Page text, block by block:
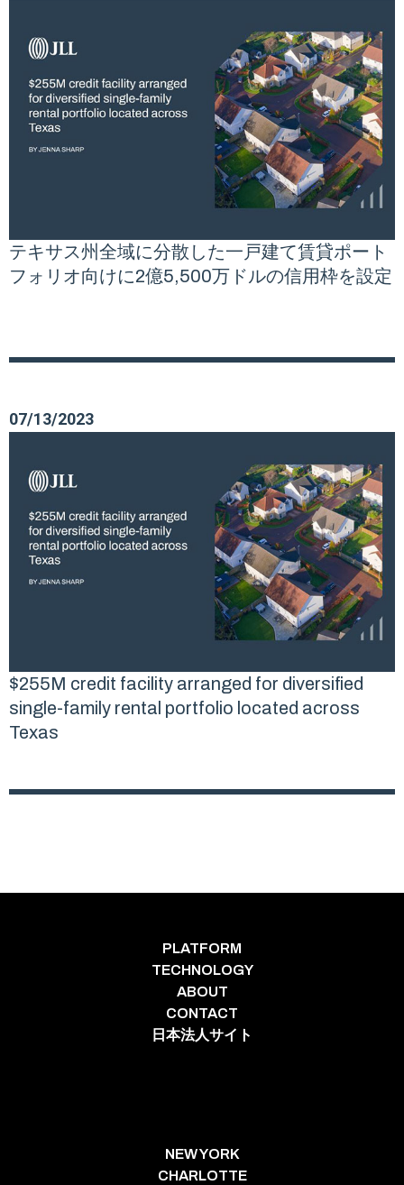
テキサス州全域に分散した一戸建て賃貸ポート
フォリオ向けに2億5,500万ドルの信用枠を設定
07/13/2023
$255M credit facility arranged for diversified
single-family rental portfolio located across
Texas
NEW YORK
CHARLOTTE
PLATFORM
TECHNOLOGY
ABOUT
CONTACT
日本法人サイト